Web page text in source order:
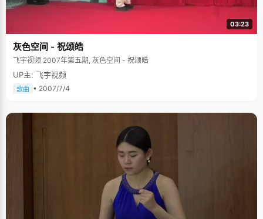
03:23
灰色空间 - 祝颂皓
飞宇视频 2007年第五期, 灰色空间 - 祝颂皓
UP主: 飞宇视频
歌曲 • 2007/7/4